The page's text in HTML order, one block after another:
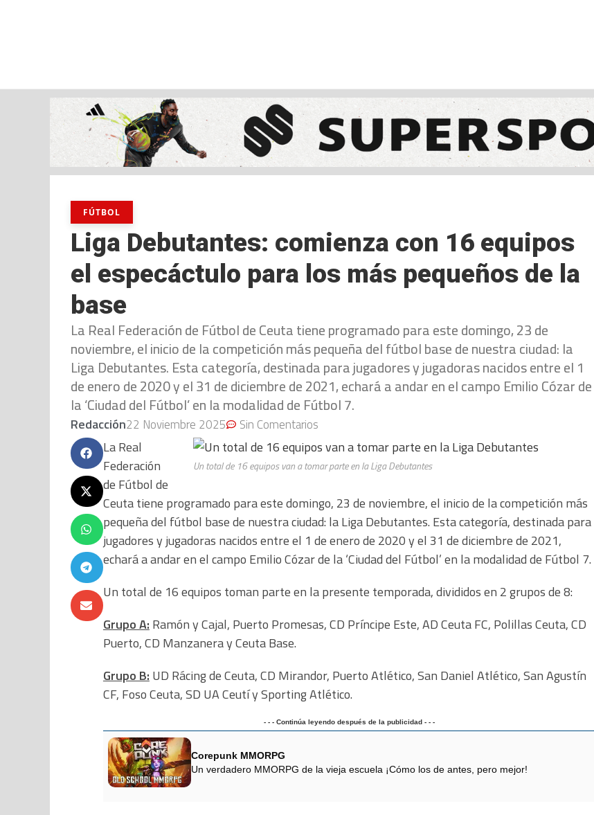
FÚTBOL
Liga Debutantes: comienza con 16 equipos
el especáctulo para los más pequeños de la
base
La Real Federación de Fútbol de Ceuta tiene programado para este domingo, 23 de
noviembre, el inicio de la competición más pequeña del fútbol base de nuestra ciudad: la
Liga Debutantes. Esta categoría, destinada para jugadores y jugadoras nacidos entre el 1
de enero de 2020 y el 31 de diciembre de 2021, echará a andar en el campo Emilio Cózar de
la ‘Ciudad del Fútbol’ en la modalidad de Fútbol 7.
Redacción22 Noviembre 2025 Sin Comentarios
Un total de 16 equipos van a tomar parte en la Liga Debutantes
La Real
Federación
de Fútbol de
Ceuta tiene programado para este domingo, 23 de noviembre, el inicio de la competición más
pequeña del fútbol base de nuestra ciudad: la Liga Debutantes. Esta categoría, destinada para
jugadores y jugadoras nacidos entre el 1 de enero de 2020 y el 31 de diciembre de 2021,
echará a andar en el campo Emilio Cózar de la ‘Ciudad del Fútbol’ en la modalidad de Fútbol 7.
Un total de 16 equipos toman parte en la presente temporada, divididos en 2 grupos de 8:
Grupo A: Ramón y Cajal, Puerto Promesas, CD Príncipe Este, AD Ceuta FC, Polillas Ceuta, CD
Puerto, CD Manzanera y Ceuta Base.
Grupo B: UD Rácing de Ceuta, CD Mirandor, Puerto Atlético, San Daniel Atlético, San Agustín
CF, Foso Ceuta, SD UA Ceutí y Sporting Atlético.
- - - Continúa leyendo después de la publicidad - - -
Corepunk MMORPG
Un verdadero MMORPG de la vieja escuela ¡Cómo los de antes, pero mejor!